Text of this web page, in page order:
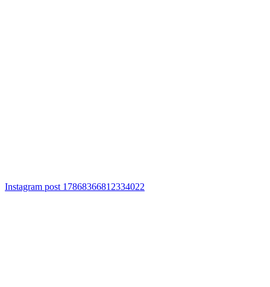
Instagram post 17868366812334022